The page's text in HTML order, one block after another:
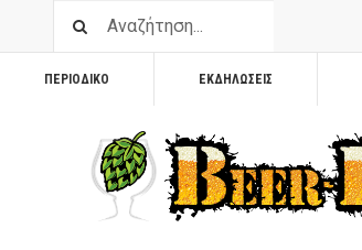
ΠΕΡΙΟΔΙΚΟ ΕΚΔΗΛΩΣΕΙΣ